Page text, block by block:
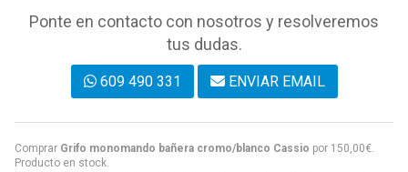
Comprar Grifo monomando bañera cromo/blanco Cassio por 150,00€.
Producto en stock.
Ponte en contacto con nosotros y resolveremos
tus dudas.
609 490 331 ENVIAR EMAIL